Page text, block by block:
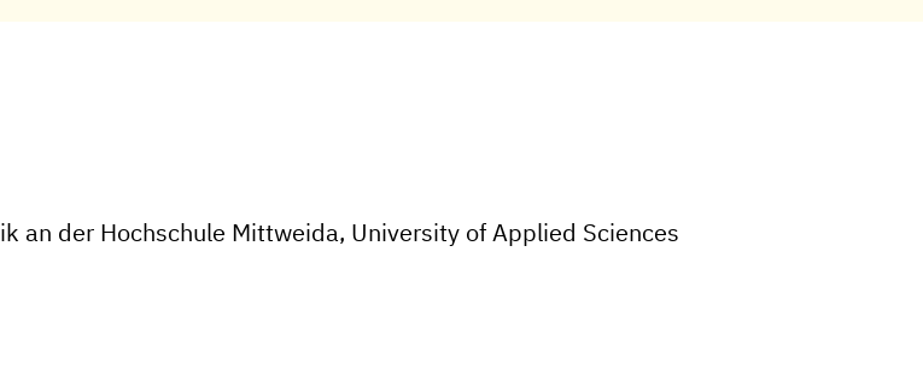
an der Hochschule Mittweida, University of Applied Sciences